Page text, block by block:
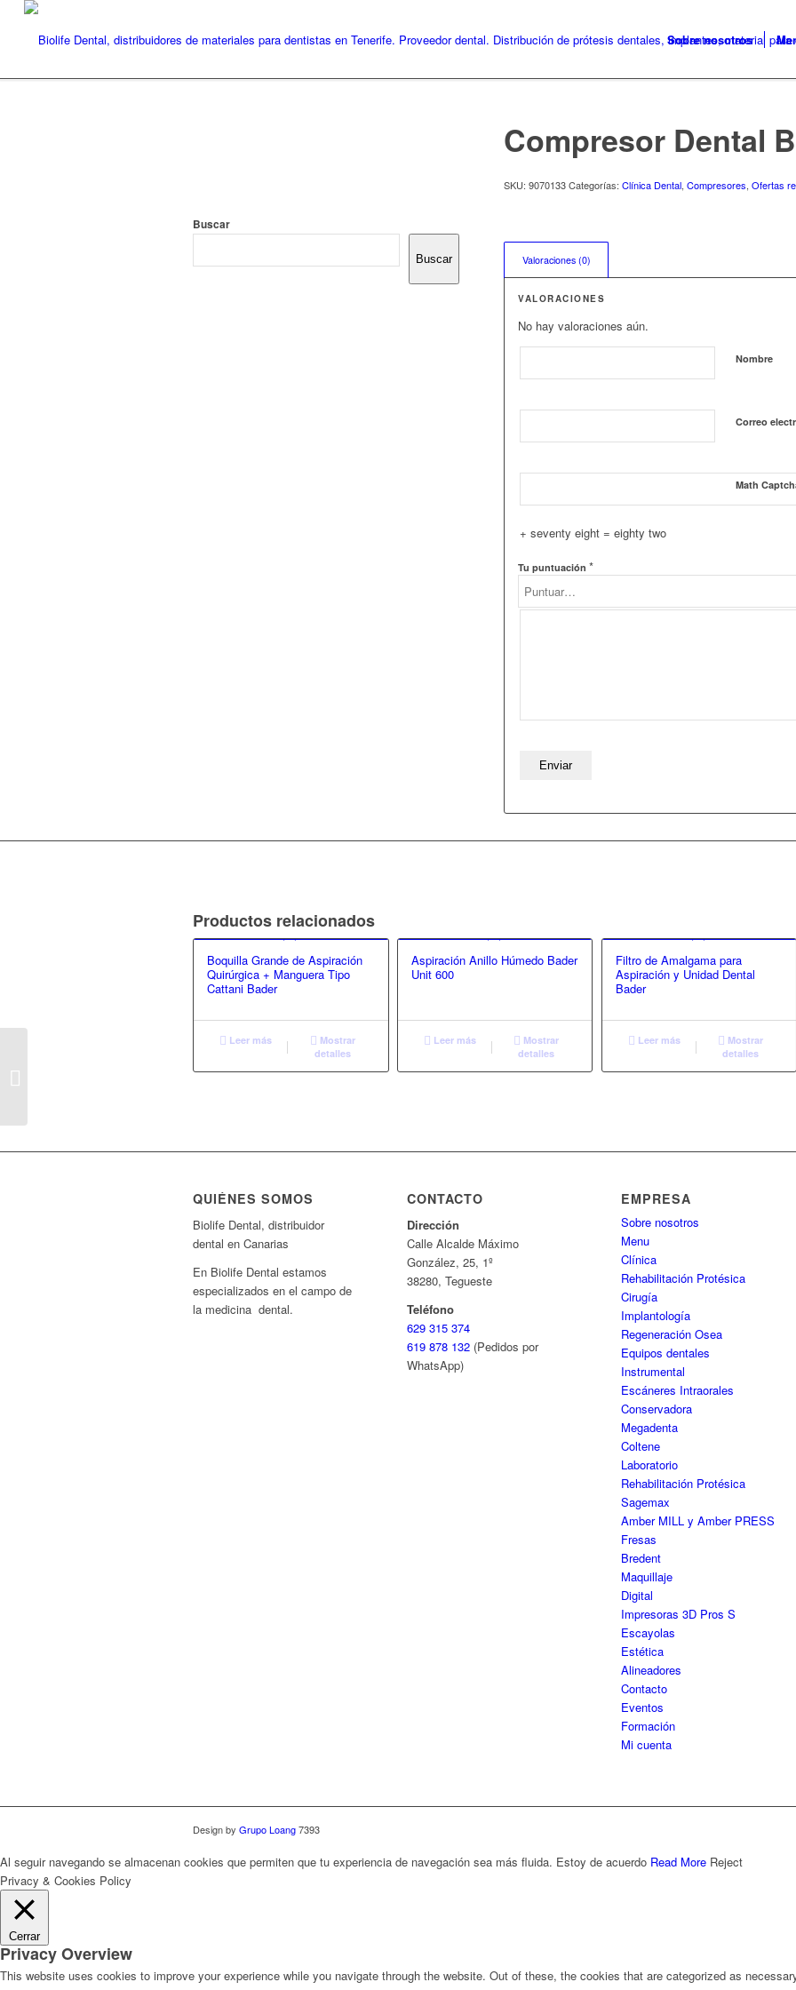
Sobre nosotros
Buscar
Buscar
Compresor Dental
SKU:9070133 Categorías:Clínica Dental,Compresores,Ofertas
Valoraciones (0)
VALORACIONES
No hay valoraciones aún.
Nombre
Correo
Math
+ seventy eight = eighty two
Tu puntuación*
Productos relacionados
Boquilla Grande de Aspiración
Quirúrgica + Manguera Tipo
Cattani Bader
Leer más
Mostrar
detalles
Aspiración Anillo Húmedo Bader
Unit 600
Leer más
Mostrar
detalles
Filtro de Amalgama para
Aspiración y Unidad Dental
Bader
Leer más
Mostrar
detalles
QUIÉNES SOMOS
Biolife Dental, distribuidor
dental en Canarias
En Biolife Dental estamos
especializados en el campo de
la medicina dental.
CONTACTO
Dirección
Calle Alcalde Máximo
González, 25, 1º
38280, Tegueste
Teléfono
629 315 374
619 878 132 (Pedidos por
WhatsApp)
EMPRESA
Sobre nosotros
Menu
Clínica
Rehabilitación Protésica
Cirugía
Implantología
Regeneración Osea
Equipos dentales
Instrumental
Escáneres Intraorales
Conservadora
Megadenta
Coltene
Laboratorio
Rehabilitación Protésica
Sagemax
Amber MILL y Amber PRESS
Fresas
Bredent
Maquillaje
Digital
Impresoras 3D Pros S
Escayolas
Estética
Alineadores
Contacto
Eventos
Formación
Mi cuenta
Design by Grupo Loang7393
Al seguir navegando se almacenan cookies que permiten que tu experiencia de navegación sea más fluida. Estoy de acuerdo Read More Reject
Privacy & Cookies Policy
Cerrar
Privacy Overview
This website uses cookies to improve your experience while you navigate through the website. Out of these, the cookies that are categorized as